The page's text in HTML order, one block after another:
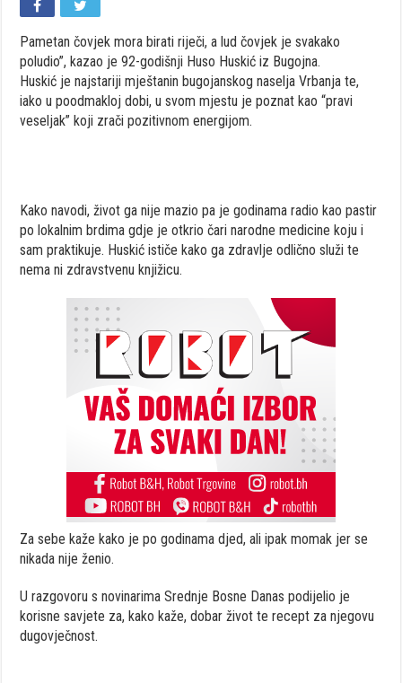
Pametan čovjek mora birati riječi, a lud čovjek je svakako
poludio”, kazao je 92-godišnji Huso Huskić iz Bugojna.
Huskić je najstariji mještanin bugojanskog naselja Vrbanja te,
iako u poodmakloj dobi, u svom mjestu je poznat kao “pravi
veseljak” koji zrači pozitivnom energijom.
Kako navodi, život ga nije mazio pa je godinama radio kao pastir
po lokalnim brdima gdje je otkrio čari narodne medicine koju i
sam praktikuje. Huskić ističe kako ga zdravlje odlično služi te
nema ni zdravstvenu knjižicu.
Za sebe kaže kako je po godinama djed, ali ipak momak jer se
nikada nije ženio.
U razgovoru s novinarima Srednje Bosne Danas podijelio je
korisne savjete za, kako kaže, dobar život te recept za njegovu
dugovječnost.